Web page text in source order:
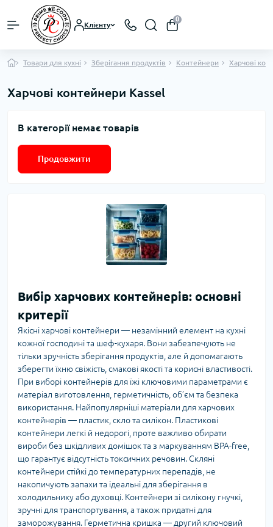
Клієнту
0
Товари для кухні Зберігання продуктів Контейнери Харчові
Харчові контейнери Kassel
В категорії немає товарів
Продовжити
Вибір харчових контейнерів: основні
критерії
Якісні харчові контейнери — незамінний елемент на кухні
кожної господині та шеф-кухаря. Вони забезпечують не
тільки зручність зберігання продуктів, але й допомагають
зберегти їхню свіжість, смакові якості та корисні властивості.
При виборі контейнерів для їжі ключовими параметрами є
матеріал виготовлення, герметичність, об’єм та безпека
використання. Найпопулярніші матеріали для харчових
контейнерів — пластик, скло та силікон. Пластикові
контейнери легкі й недорогі, проте важливо обирати
вироби без шкідливих домішок та з маркуванням BPA-free,
що гарантує відсутність токсичних речовин. Скляні
контейнери стійкі до температурних перепадів, не
накопичують запахи та ідеальні для зберігання в
холодильнику або духовці. Контейнери зі силікону гнучкі,
зручні для транспортування, а також придатні для
заморожування. Герметична кришка — другий ключовий